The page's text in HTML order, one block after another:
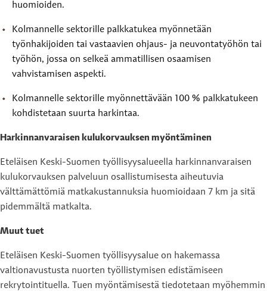
huomioiden.
Kolmannelle sektorille palkkatukea myönnetään
työnhakijoiden tai vastaavien ohjaus- ja neuvontatyöhön tai
työhön, jossa on selkeä ammatillisen osaamisen
vahvistamisen aspekti.
Kolmannelle sektorille myönnettävään 100 % palkkatukeen
kohdistetaan suurta harkintaa.
Harkinnanvaraisen kulukorvauksen myöntäminen
Eteläisen Keski-Suomen työllisyysalueella harkinnanvaraisen
kulukorvauksen palveluun osallistumisesta aiheutuvia
välttämättömiä matkakustannuksia huomioidaan 7 km ja sitä
pidemmältä matkalta.
Muut tuet
Eteläisen Keski-Suomen työllisyysalue on hakemassa
valtionavustusta nuorten työllistymisen edistämiseen
rekrytointituella. Tuen myöntämisestä tiedotetaan myöhemmin